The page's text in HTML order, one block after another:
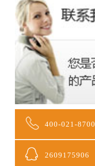
400-021-8700
2609175906